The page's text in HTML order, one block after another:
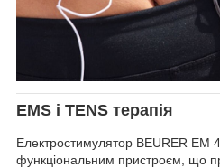
EMS і TENS терапія
Електростимулятор BEURER EM
функціональним пристроєм, що